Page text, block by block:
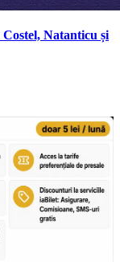
Costel, Natanticu și